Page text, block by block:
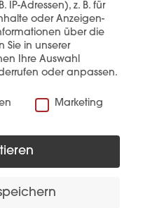
Sie auch
IP-Adressen), z. B. für
oder Anzeigen-
über die
Sie in unserer
Ihre Auswahl
oder anpassen.
Marketing